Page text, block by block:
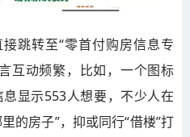
跳转至“零首付购房信息专
互动频繁，比如，一个图标
显示553人想要，不少人在
的房子”，抑或同行“借楼”打